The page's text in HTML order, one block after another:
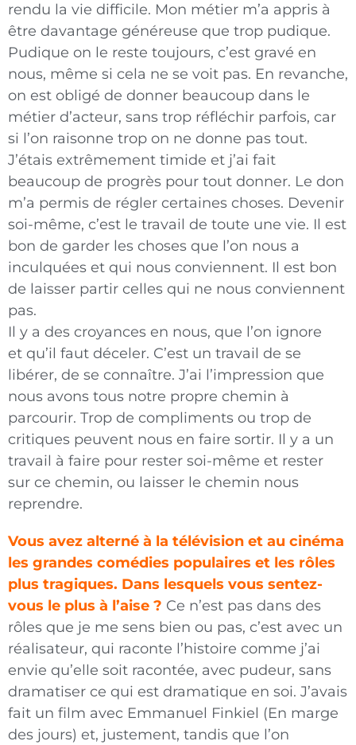
rendu la vie difficile. Mon métier m’a appris à
être davantage généreuse que trop pudique.
Pudique on le reste toujours, c’est gravé en
nous, même si cela ne se voit pas. En revanche,
on est obligé de donner beaucoup dans le
métier d’acteur, sans trop réfléchir parfois, car
si l’on raisonne trop on ne donne pas tout.
J’étais extrêmement timide et j’ai fait
beaucoup de progrès pour tout donner. Le don
m’a permis de régler certaines choses. Devenir
soi-même, c’est le travail de toute une vie. Il est
bon de garder les choses que l’on nous a
inculquées et qui nous conviennent. Il est bon
de laisser partir celles qui ne nous conviennent
pas.
Il y a des croyances en nous, que l’on ignore
et qu’il faut déceler. C’est un travail de se
libérer, de se connaître. J’ai l’impression que
nous avons tous notre propre chemin à
parcourir. Trop de compliments ou trop de
critiques peuvent nous en faire sortir. Il y a un
travail à faire pour rester soi-même et rester
sur ce chemin, ou laisser le chemin nous
reprendre.
Vous avez alterné à la télévision et au cinéma
les grandes comédies populaires et les rôles
plus tragiques. Dans lesquels vous sentez-
vous le plus à l’aise ? Ce n’est pas dans des
rôles que je me sens bien ou pas, c’est avec un
réalisateur, qui raconte l’histoire comme j’ai
envie qu’elle soit racontée, avec pudeur, sans
dramatiser ce qui est dramatique en soi. J’avais
fait un film avec Emmanuel Finkiel (En marge
des jours) et, justement, tandis que l’on